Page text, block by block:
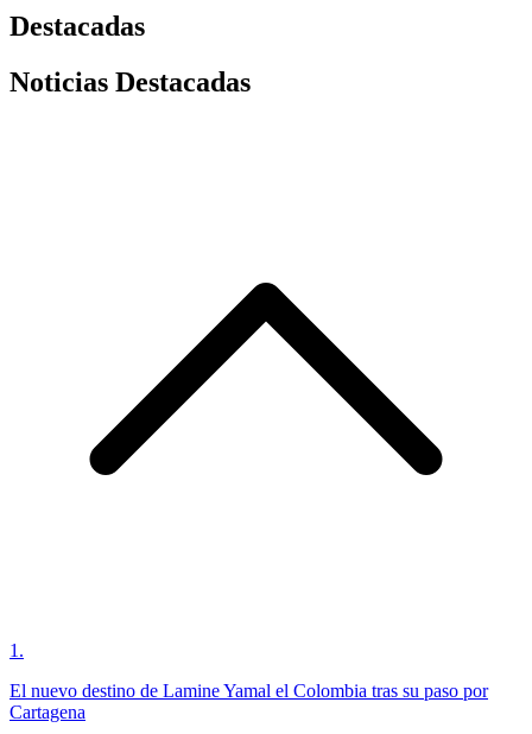
Destacadas
Noticias Destacadas
1 .
El nuevo destino de Lamine Yamal el Colombia tras su paso por
Cartagena